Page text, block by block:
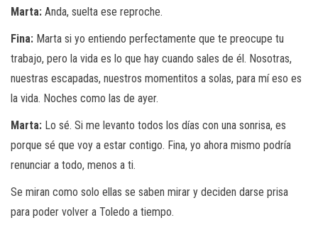
Marta: Anda, suelta ese reproche.
Fina: Marta si yo entiendo perfectamente que te preocupe tu
trabajo, pero la vida es lo que hay cuando sales de él. Nosotras,
nuestras escapadas, nuestros momentitos a solas, para mí eso es
la vida. Noches como las de ayer.
Marta: Lo sé. Si me levanto todos los días con una sonrisa, es
porque sé que voy a estar contigo. Fina, yo ahora mismo podría
renunciar a todo, menos a ti.
Se miran como solo ellas se saben mirar y deciden darse prisa
para poder volver a Toledo a tiempo.